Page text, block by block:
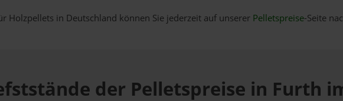
Holzpellets in Deutschland können Sie jederzeit auf unserer Pelletspreise-Seite
der Pelletspreise in Furth